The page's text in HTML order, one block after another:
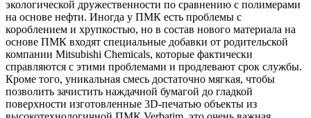
экологической дружественности по сравнению с полимерами
на основе нефти. Иногда у ПМК есть проблемы с
короблением и хрупкостью, но в состав нового материала на
основе ПМК входят специальные добавки от родительской
компании Mitsubishi Chemicals, которые фактически
справляются с этими проблемами и продлевают срок службы.
Кроме того, уникальная смесь достаточно мягкая, чтобы
позволить зачистить наждачной бумагой до гладкой
поверхности изготовленные 3D-печатью объекты из